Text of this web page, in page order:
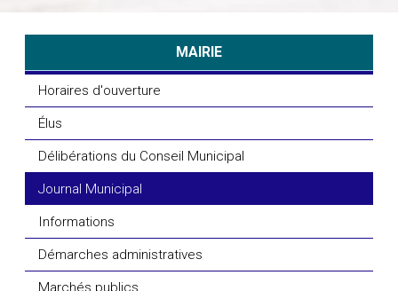
MAIRIE
Horaires d'ouverture
Élus
Délibérations du Conseil Municipal
Journal Municipal
Informations
Démarches administratives
Marchés publics